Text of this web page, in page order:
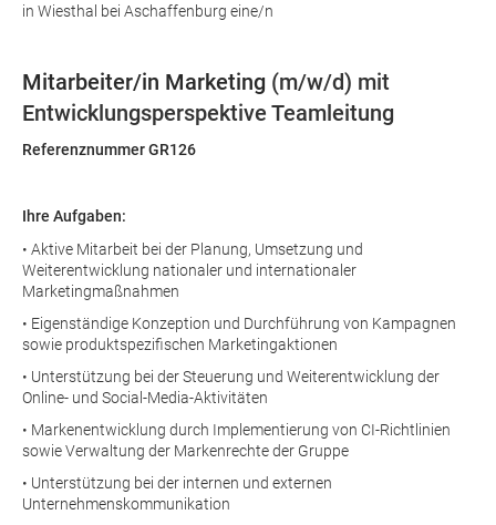
in Wiesthal bei Aschaffenburg eine/n
Mitarbeiter/in Marketing (m/w/d) mit
Entwicklungsperspektive Teamleitung
Referenznummer GR126
Ihre Aufgaben:
• Aktive Mitarbeit bei der Planung, Umsetzung und
Weiterentwicklung nationaler und internationaler
Marketingmaßnahmen
• Eigenständige Konzeption und Durchführung von Kampagnen
sowie produktspezifischen Marketingaktionen
• Unterstützung bei der Steuerung und Weiterentwicklung der
Online- und Social-Media-Aktivitäten
• Markenentwicklung durch Implementierung von CI-Richtlinien
sowie Verwaltung der Markenrechte der Gruppe
• Unterstützung bei der internen und externen
Unternehmenskommunikation